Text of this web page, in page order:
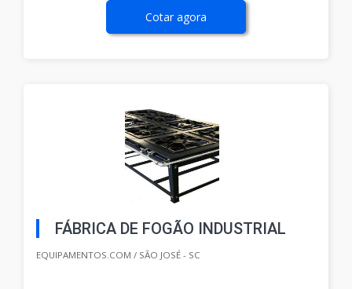
Cotar agora
FÁBRICA DE FOGÃO INDUSTRIAL
EQUIPAMENTOS.COM / SÃO JOSÉ - SC